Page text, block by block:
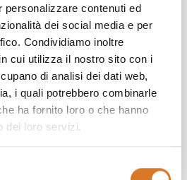
personalizzare contenuti ed
dei social media e per
Condividiamo inoltre
cui utilizza il nostro sito con i
di analisi dei dati web,
i quali potrebbero combinarle
ha fornito loro o che hanno
dei loro servizi.
arrivare
Richiedi info